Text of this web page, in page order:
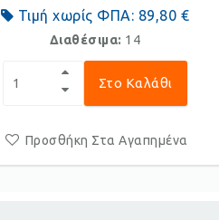
Τιμή χωρίς ΦΠΑ: 89,80 €
Διαθέσιμα: 14
Στο Καλάθι
Προσθήκη Στα Αγαπημένα